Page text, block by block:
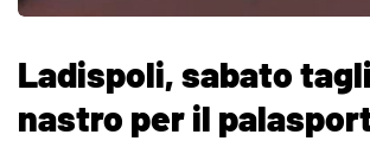
Ladispoli, sabato
nastro per il